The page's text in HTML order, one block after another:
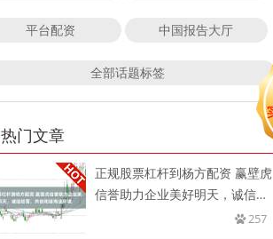
平台配资 中国报告大厅
全部话题标签
热门文章
正规股票杠杆到杨方配资 赢壁虎
信誉助力企业美好明天，诚信经
257